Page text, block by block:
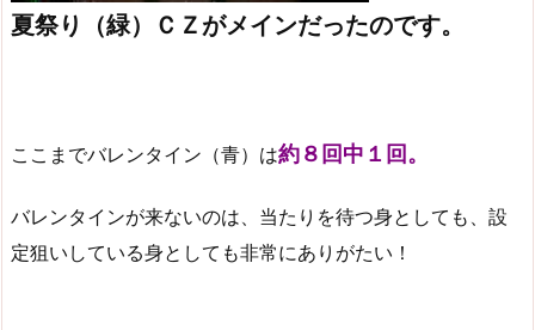
夏祭り（緑）ＣＺがメインだったのです。
ここまでバレンタイン（青）は約８回中１回。
バレンタインが来ないのは、当たりを待つ身としても、設
定狙いしている身としても非常にありがたい！